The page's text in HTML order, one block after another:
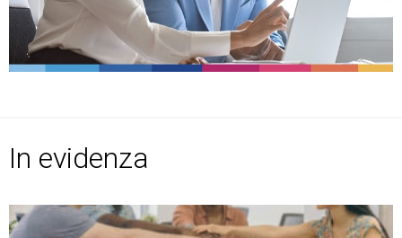
Trust Services
In evidenza